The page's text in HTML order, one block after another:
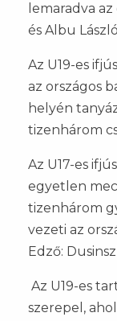
lemaradva
és Albu
Az U19-es
az országos
helyén
tizenhárom
Az U17-es
egyetlen
tizenhárom
vezeti az
Edző:
Az U19-es
szerepel,